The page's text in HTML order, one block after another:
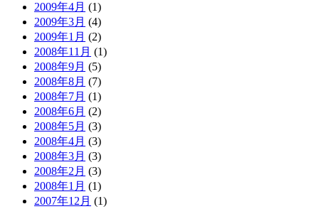
2009年4月 (1)
2009年3月 (4)
2009年1月 (2)
2008年11月 (1)
2008年9月 (5)
2008年8月 (7)
2008年7月 (1)
2008年6月 (2)
2008年5月 (3)
2008年4月 (3)
2008年3月 (3)
2008年2月 (3)
2008年1月 (1)
2007年12月 (1)